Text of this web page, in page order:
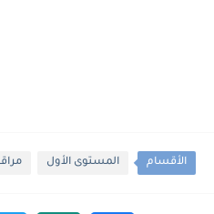
الأقسام المستوى الأول